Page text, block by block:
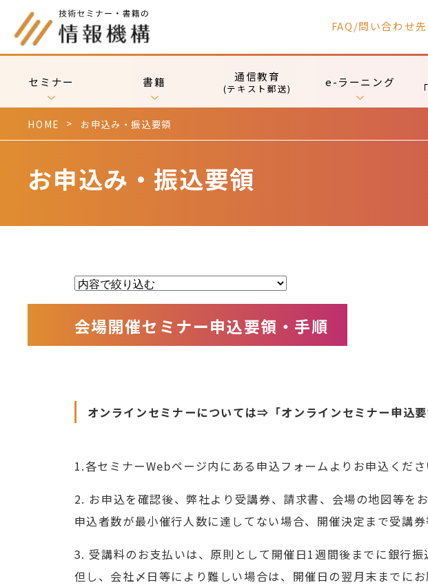
FAQ/問い合わせ先
セミナー 書籍 通信教育
(テキスト郵送) e-ラーニング
HOME お申込み・振込要領
お申込み・振込要領
会場開催セミナー申込要領・手順
オンラインセミナーについては⇒「オンラインセミナー申込要
1.各セミナーWebページ内にある申込フォームよりお申込くださ
2. お申込を確認後、弊社より受講券、請求書、会場の地図等を
申込者数が最小催行人数に達してない場合、開催決定まで受講
3. 受講料のお支払いは、原則として開催日1週間後までに銀行
但し、会社〆日等により難しい場合は、開催日の翌月末までにお